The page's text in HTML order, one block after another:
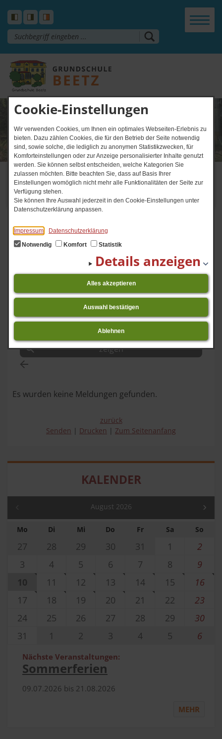
Cookie-Einstellungen
Wir verwenden Cookies, um Ihnen ein optimales Webseiten-Erlebnis zu
bieten. Dazu zählen Cookies, die für den Betrieb der Seite notwendig
sind, sowie solche, die lediglich zu anonymen Statistikzwecken, für
Komforteinstellungen oder zur Anzeige personalisierter Inhalte genutzt
werden. Sie können selbst entscheiden, welche Kategorien Sie
zulassen möchten. Bitte beachten Sie, dass auf Basis Ihrer
Einstellungen womöglich nicht mehr alle Funktionalitäten der Seite zur
Verfügung stehen.
Sie können Ihre Auswahl jederzeit in den Cookie-Einstellungen unter
Datenschutzerklärung anpassen.
Impressum
Datenschutzerklärung
Notwendig
Komfort Statistik
Details anzeigen
Alles akzeptieren
Auswahl bestätigen
Ablehnen
News-Ticker
06.​07.​2026 15.
Start Schulleben Unser Schulleben
Nachrichtenarchiv
bis
Es wurden keine Meldungen gefunden.
zurück
Senden
Drucken Zum Seitenanfang
KALENDER
August 2026
Mo Di Mi Do Fr Sa So
27 28 29 30 31 1
2
3
4 5 6 7 8
9
10
11 12 13 14 15
16
17
18 19 20 21 22
23
24
25 26 27 28 29
30
31
1 2 3 4 5 6
Nächste Veranstaltungen:
Sommerferien
09.​07.​2026 bis 21.​08.​2026
MEHR